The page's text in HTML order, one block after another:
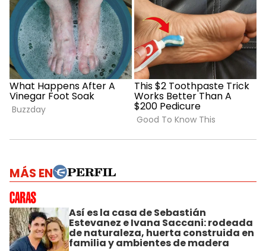
MÁS EN
Así es la casa de Sebastián
Estevanez e Ivana Saccani: rodeada
de naturaleza, huerta construida en
familia y ambientes de madera